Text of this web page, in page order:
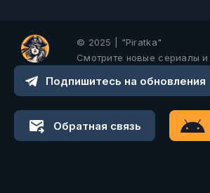
© 2025 | "Piratka"
Смотрите новые сериалы
Подпишитесь на обновления
Обратная связь